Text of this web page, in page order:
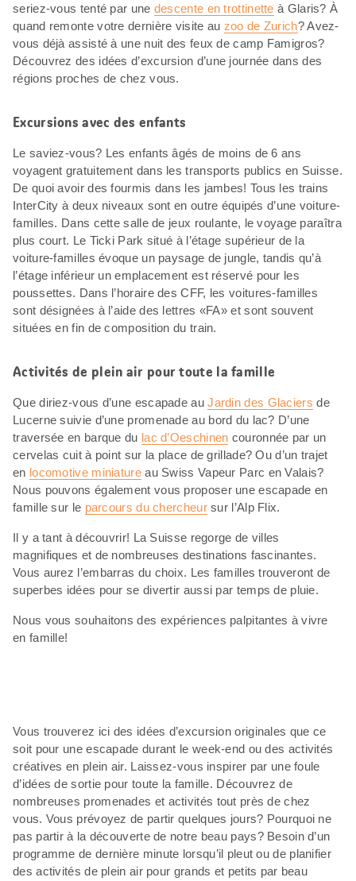
seriez-vous tenté par une descente en trottinette à Glaris? À
quand remonte votre dernière visite au zoo de Zurich? Avez-
vous déjà assisté à une nuit des feux de camp Famigros?
Découvrez des idées d’excursion d’une journée dans des
régions proches de chez vous.
Excursions avec des enfants
Le saviez-vous? Les enfants âgés de moins de 6 ans
voyagent gratuitement dans les transports publics en Suisse.
De quoi avoir des fourmis dans les jambes! Tous les trains
InterCity à deux niveaux sont en outre équipés d’une voiture-
familles. Dans cette salle de jeux roulante, le voyage paraîtra
plus court. Le Ticki Park situé à l’étage supérieur de la
voiture-familles évoque un paysage de jungle, tandis qu’à
l’étage inférieur un emplacement est réservé pour les
poussettes. Dans l’horaire des CFF, les voitures-familles
sont désignées à l’aide des lettres «FA» et sont souvent
situées en fin de composition du train.
Activités de plein air pour toute la famille
Que diriez-vous d’une escapade auJardin des Glaciers de
Lucerne suivie d’une promenade au bord du lac? D’une
traversée en barque du lac d’Oeschinen couronnée par un
cervelas cuit à point sur la place de grillade? Ou d’un trajet
en locomotive miniatureau Swiss Vapeur Parc en Valais?
Nous pouvons également vous proposer une escapade en
famille sur le parcours du chercheursur l’Alp Flix.
Il y a tant à découvrir! La Suisse regorge de villes
magnifiques et de nombreuses destinations fascinantes.
Vous aurez l’embarras du choix. Les familles trouveront de
superbes idées pour se divertir aussi par temps de pluie.
Nous vous souhaitons des expériences palpitantes à vivre
en famille!
Vous trouverez ici des idées d’excursion originales que ce
soit pour une escapade durant le week-end ou des activités
créatives en plein air. Laissez-vous inspirer par une foule
d’idées de sortie pour toute la famille. Découvrez de
nombreuses promenades et activités tout près de chez
vous. Vous prévoyez de partir quelques jours? Pourquoi ne
pas partir à la découverte de notre beau pays? Besoin d’un
programme de dernière minute lorsqu’il pleut ou de planifier
des activités de plein air pour grands et petits par beau